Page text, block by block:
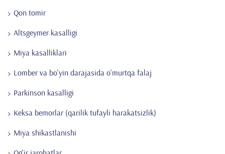
Qon tomir
Altsgeymer kasalligi
Miya kasalliklari
Lomber va bo'yin darajasida o'murtqa falaj
Parkinson kasalligi
Keksa bemorlar (qarilik tufayli harakatsizlik)
Miya shikastlanishi